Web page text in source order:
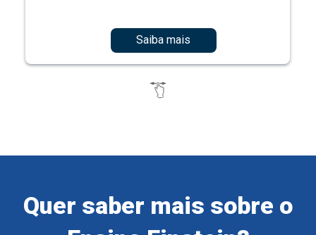
Saiba mais
Quer saber mais sobre o